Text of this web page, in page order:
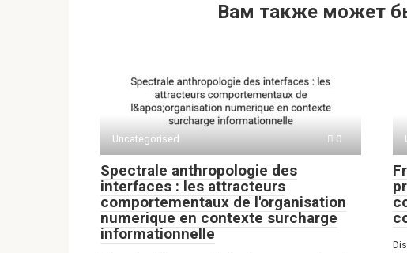
A
p
p
n
kl
a
ss
ni
ki
e
a
m
п
а
в
и
ть
Вам также может
Uncategorised 0
Spectrale anthropologie des
interfaces : les attracteurs
comportementaux de l'organisation
numerique en contexte surcharge
informationnelle